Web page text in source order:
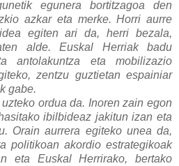
egunera bortitzagoa den
azkar eta merke. Horri aurre
egiten ari da, herri bezala,
alde. Euskal Herriak badu
antolakuntza eta mobilizazio
zentzu guztietan espainiar
gabe.
ordua da. Inoren zain egon
ibilbideaz jakitun izan eta
Orain aurrera egiteko unea da,
politikoan akordio estrategikoak
eta Euskal Herrirako, bertako